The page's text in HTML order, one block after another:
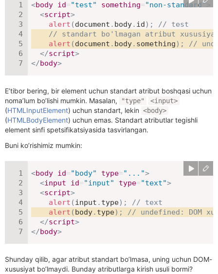
<body id="test" something="non-standard">
<script>
alert (document . body. id) ;
// test
// standart bo'lmagan atribut
alert (document . body. something) ;
//
</script>
</body>
E’tibor bering, bir element uchun standart atribut boshqasi uchun
noma’lum bo’lishi mumkin. Masalan,
"type" <input>
(HTMLInputElement) uchun standart, lekin <body>
(HTMLBodyElement) uchun emas. Standart atributlar tegishli
element sinfi spetsifikatsiyasida tasvirlangan.
Buni ko’rishimiz mumkin:
<body id="body" type=" ... ">
<input id="input" type="text">
<script>
alert (input . type) ;
// text
alert (body. type) ;
// undefined: DOM
</script>
</body>
Shunday qilib, agar atribut standart bo’lmasa, uning uchun DOM-
xususiyat bo’lmaydi. Bunday atributlarga kirish usuli bormi?